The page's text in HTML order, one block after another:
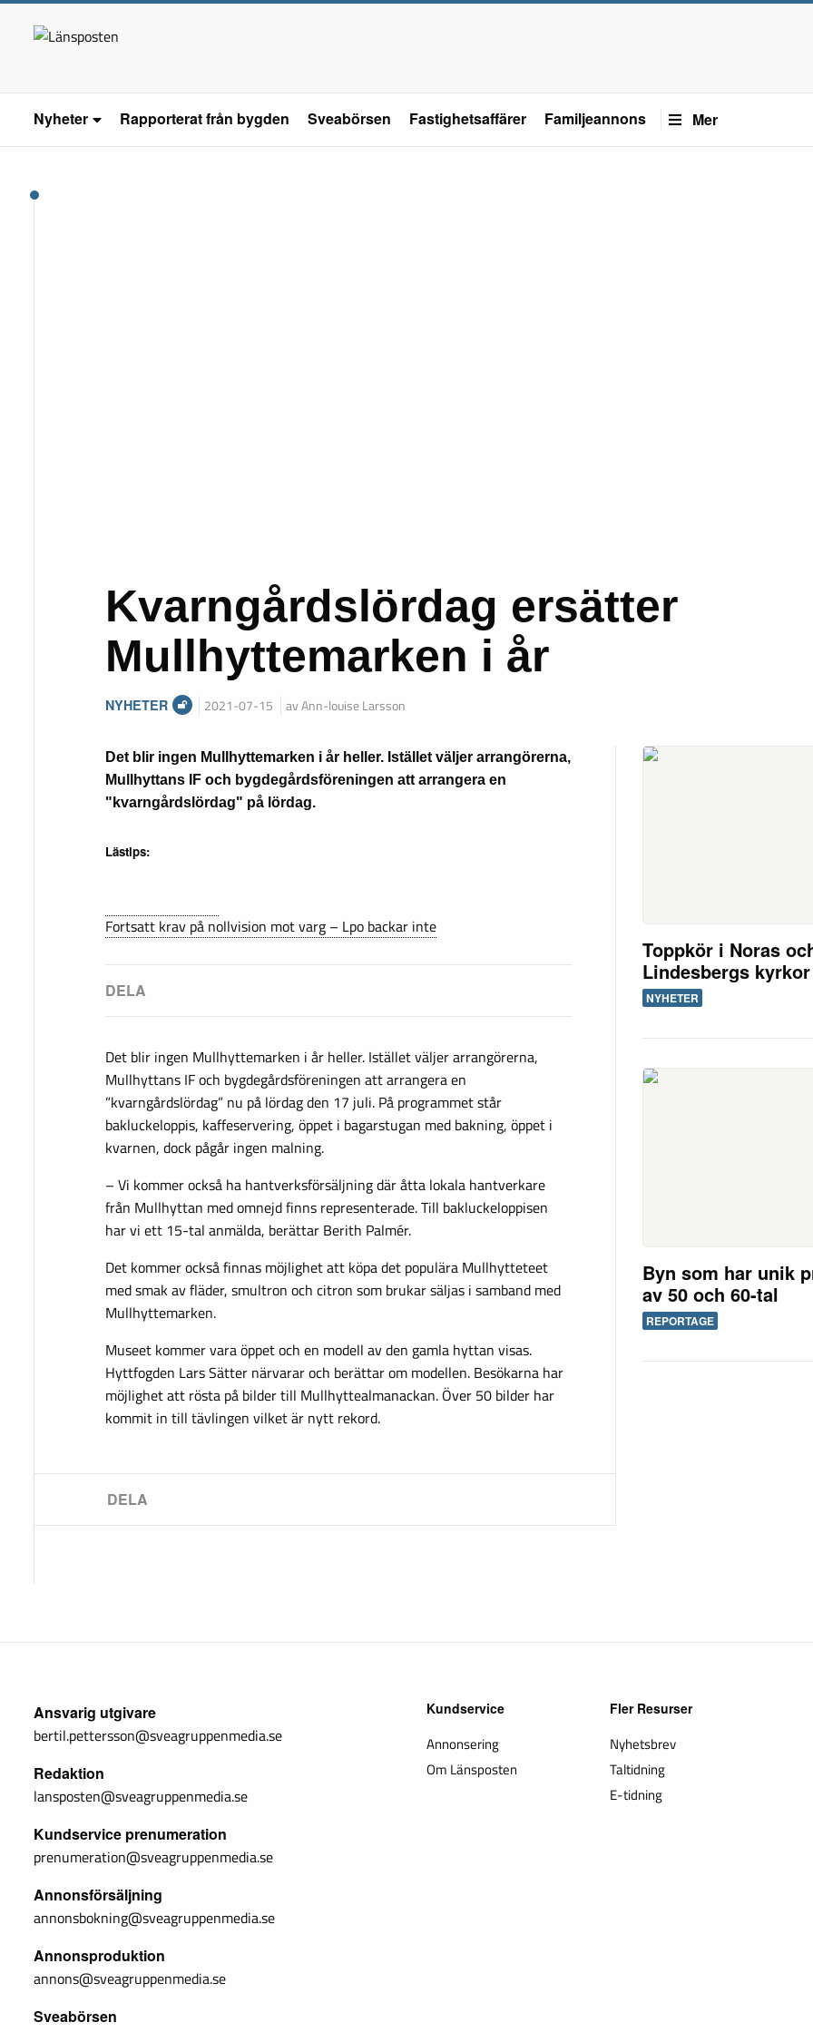
Nyheter Rapporterat från bygden Sveabörsen Fastighetsaffärer Familjeannons Mer
Kvarngårdslördag ersätter
Mullhyttemarken i år
NYHETER 2021-07-15 av Ann-louise Larsson
Det blir ingen Mullhyttemarken i år heller. Istället väljer arrangörerna,
Mullhyttans IF och bygdegårdsföreningen att arrangera en
"kvarngårdslördag" på lördag.
Lästips:
Fortsatt krav på nollvision mot varg – Lpo backar inte
Det blir ingen Mullhyttemarken i år heller. Istället väljer arrangörerna,
Mullhyttans IF och bygdegårdsföreningen att arrangera en
”kvarngårdslördag” nu på lördag den 17 juli. På programmet står
bakluckeloppis, kaffeservering, öppet i bagarstugan med bakning, öppet i
kvarnen, dock pågår ingen malning.
– Vi kommer också ha hantverksförsäljning där åtta lokala hantverkare
från Mullhyttan med omnejd finns representerade. Till bakluckeloppisen
har vi ett 15-tal anmälda, berättar Berith Palmér.
Det kommer också finnas möjlighet att köpa det populära Mullhytteteet
med smak av fläder, smultron och citron som brukar säljas i samband med
Mullhyttemarken.
Museet kommer vara öppet och en modell av den gamla hyttan visas.
Hyttfogden Lars Sätter närvarar och berättar om modellen. Besökarna har
möjlighet att rösta på bilder till Mullhyttealmanackan. Över 50 bilder har
kommit in till tävlingen vilket är nytt rekord.
Toppkör i Noras
Lindesbergs kyrkor
NYHETER
Byn som har unik
av 50 och 60-tal
REPORTAGE
Ansvarig utgivare
bertil.pettersson@sveagruppenmedia.se
Redaktion
lansposten@sveagruppenmedia.se
Kundservice prenumeration
prenumeration@sveagruppenmedia.se
Annonsförsäljning
annonsbokning@sveagruppenmedia.se
Annonsproduktion
annons@sveagruppenmedia.se
Sveabörsen
Kundservice
Annonsering
Om Länsposten
Fler Resurser
Nyhetsbrev
Taltidning
E-tidning